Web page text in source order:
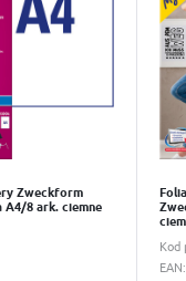
Zweckform
A4/8 ark. ciemne
Kod
EAN: